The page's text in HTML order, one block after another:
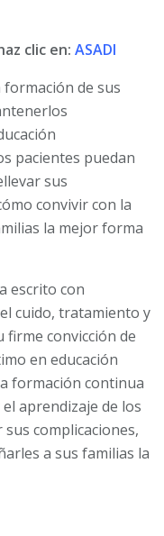
clic en: ASADI
formación de sus
pacientes puedan
sus
convivir con la
la mejor forma
escrito con
cuido, tratamiento y
firme convicción de
en educación
formación continua
aprendizaje de los
complicaciones,
a sus familias la